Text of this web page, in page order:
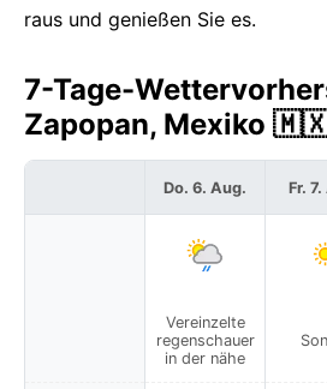
raus und genießen Sie es.
7-Tage-
Zapopan, Mexiko
Do. 6. Aug.
Vereinzelte
regenschauer
in der nähe
Fr.